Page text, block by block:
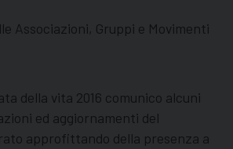
Associazioni, Gruppi e Movimenti
della vita 2016 comunico alcuni
ed aggiornamenti del
approfittando della presenza a